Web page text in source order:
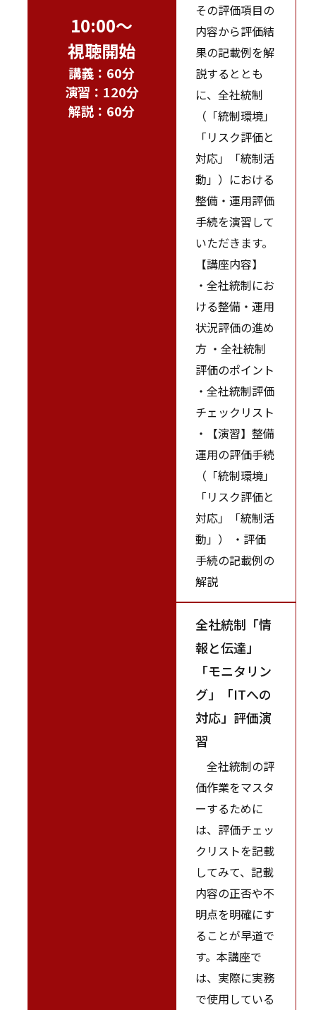
10:00～
視聴開始
講義：60分
演習：120分
解説：60分
その評価項目の
内容から評価結
果の記載例を解
説するととも
に、全社統制
（「統制環境」
「リスク評価と
対応」「統制活
動」）における
整備・運用評価
手続を演習して
いただきます。
【講座内容】
・全社統制にお
ける整備・運用
状況評価の進め
方 ・全社統制
評価のポイント
・全社統制評価
チェックリスト
・【演習】整備
運用の評価手続
（「統制環境」
「リスク評価と
対応」「統制活
動」） ・評価
手続の記載例の
解説
全社統制「情
報と伝達」
「モニタリン
グ」「ITへの
対応」評価演
習
全社統制の評
価作業をマスタ
ーするために
は、評価チェッ
クリストを記載
してみて、記載
内容の正否や不
明点を明確にす
ることが早道で
す。本講座で
は、実際に実務
で使用している